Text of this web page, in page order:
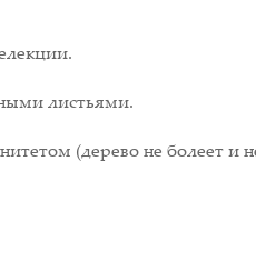
листьями.
(дерево не болеет и